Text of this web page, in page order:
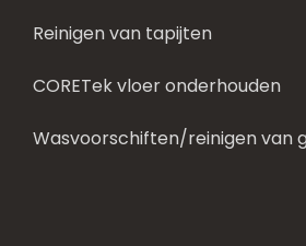
Reinigen van tapijten
CORETek vloer onderhouden
Wasvoorschiften/reinigen van